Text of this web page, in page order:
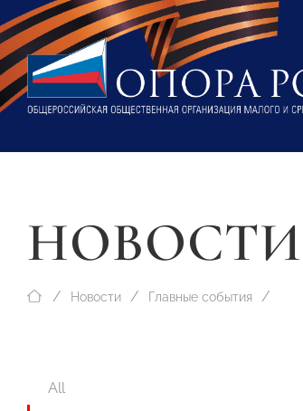
НОВОСТИ
Новости Главные события
All